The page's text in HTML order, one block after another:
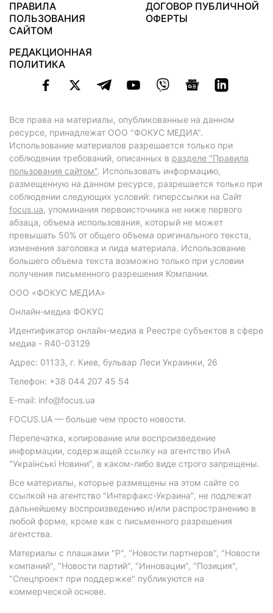
ПРАВИЛА
ПОЛЬЗОВАНИЯ
САЙТОМ
ДОГОВОР ПУБЛИЧНОЙ
ОФЕРТЫ
РЕДАКЦИОННАЯ
ПОЛИТИКА
Все права на материалы, опубликованные на данном
ресурсе, принадлежат ООО "ФОКУС МЕДИА".
Использование материалов разрешается только при
соблюдении требований, описанных в разделе "Правила
пользования сайтом". Использовать информацию,
размещенную на данном ресурсе, разрешается только при
соблюдении следующих условий: гиперссылки на Сайт
focus.ua, упоминания первоисточника не ниже первого
абзаца, объема использования, который не может
превышать 50% от общего объема оригинального текста,
изменения заголовка и лида материала. Использование
большего объема текста возможно только при условии
получения письменного разрешения Компании.
ООО «ФОКУС МЕДИА»
Онлайн-медиа ФОКУС
Идентификатор онлайн-медиа в Реестре субъектов в сфере
медиа - R40-03129
Адрес: 01133, г. Киев, бульвар Леси Украинки, 26
Телефон: +38 044 207 45 54
E-mail: info@focus.ua
FOCUS.UA — больше чем просто новости.
Перепечатка, копирование или воспроизведение
информации, содержащей ссылку на агентство ИнА
"Українські Новини", в каком-либо виде строго запрещены.
Все материалы, которые размещены на этом сайте со
ссылкой на агентство "Интерфакс-Украина", не подлежат
дальнейшему воспроизведению и/или распространению в
любой форме, кроме как с письменного разрешения
агентства.
Материалы с плашками "Р", "Новости партнеров", "Новости
компаний", "Новости партий", "Инновации", "Позиция",
"Спецпроект при поддержке" публикуются на
коммерческой основе.